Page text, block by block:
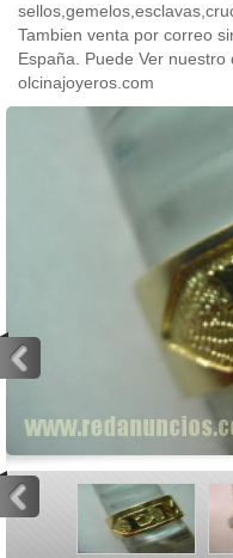
Tambien venta por correo
España. Puede Ver
olcinajoyeros.com